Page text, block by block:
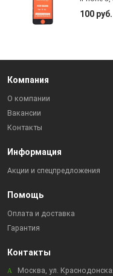
100 руб.
Компания
О компании
Вакансии
Контакты
Информация
Акции и спецпредложения
Помощь
Оплата и доставка
Гарантия
Контакты
Москва, ул.